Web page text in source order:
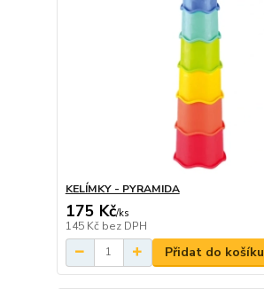
KELÍMKY - PYRAMIDA
175 Kč/ks
145 Kč bez DPH
Přidat do košíku